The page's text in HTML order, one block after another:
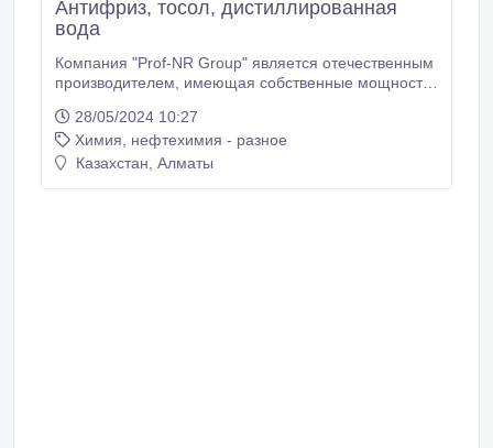
Антифриз, тосол, дистиллированная
вода
Компания "Prof-NR Group" является отечественным
производителем, имеющая собственные мощности
200, 1000 кг. Качество продукции подтверждается
сертификатом соответствия ЕАС. Доставка по всему
Казахстану за счет клиента. Продажи как оптом, так
28/05/2024 10:27
Химия, нефтехимия - разное
Казахстан, Алматы